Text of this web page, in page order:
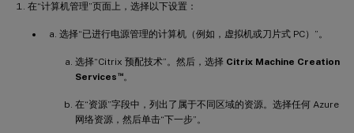
在“计算机管理”页面上，选择以下设置：
选择“已进行电源管理的计算机（例如，虚拟机或刀片式 PC）”。
选择“Citrix 预配技术”。然后，选择 Citrix Machine Creation
Services ™。
在“资源”字段中，列出了属于不同区域的资源。选择任何 Azure
网络资源，然后单击“下一步”。